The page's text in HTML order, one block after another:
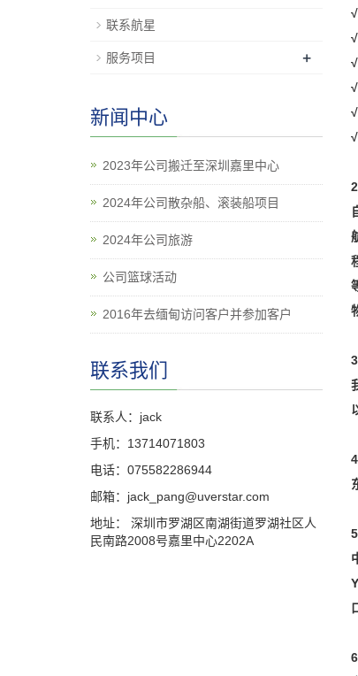
联系航星
服务项目 +
新闻中心
2023年公司搬迁至深圳嘉里中心
2024年公司散杂船、滚装船项目
2024年公司旅游
公司篮球活动
2016年去缅甸访问客户并参加客户
联系我们
联系人：jack
手机：13714071803
电话：075582286944
邮箱：jack_pang@uverstar.com
地址： 深圳市罗湖区南湖街道罗湖社区人
民南路2008号嘉里中心2202A